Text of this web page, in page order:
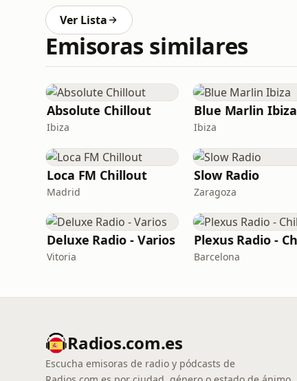
Ver Lista
Emisoras similares
Absolute Chillout
Ibiza
Blue Marlin Ibiza
Ibiza
Loca FM Chillout
Madrid
Slow Radio
Zaragoza
Deluxe Radio - Varios
Vitoria Barcelona
Radios.com.es
Escucha emisoras de radio y pódcasts de